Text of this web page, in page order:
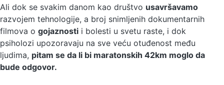
Ali dok se svakim danom kao društvo usavršavamo
razvojem tehnologije, a broj snimljenih dokumentarnih
filmova o gojaznosti i bolesti u svetu raste, i dok
psiholozi upozoravaju na sve veću otuđenost među
ljudima, pitam se da li bi maratonskih 42km moglo da
bude odgovor.